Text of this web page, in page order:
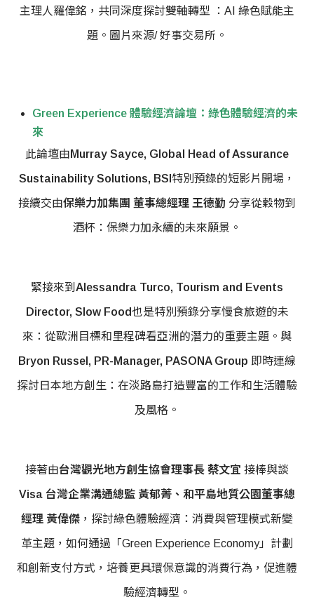
主理人羅偉銘，共同深度探討雙軸轉型 ：AI 綠色賦能主
題。圖片來源/ 好事交易所。
Green Experience 體驗經濟論壇：綠色體驗經濟的未
來
此論壇由 Murray Sayce, Global Head of Assurance
Sustainability Solutions, BSI 特別預錄的短影片開場，
接續交由保樂力加集團 董事總經理 王德勤 分享從穀物到
酒杯：保樂力加永續的未來願景。
緊接來到 Alessandra Turco, Tourism and Events
Director, Slow Food也是特別預錄分享慢食旅遊的未
來：從歐洲目標和里程碑看亞洲的潛力的重要主題。與
Bryon Russel, PR-Manager, PASONA Group 即時連線
探討日本地方創生：在淡路島打造豐富的工作和生活體驗
及風格。
接著由台灣觀光地方創生協會理事長 蔡文宜 接棒與談
Visa 台灣企業溝通總監 黃郁菁、和平島地質公園董事總
經理 黃偉傑 ，探討綠色體驗經濟：消費與管理模式新變
革主題，如何通過「Green Experience Economy」計劃
和創新支付方式，培養更具環保意識的消費行為，促進體
驗經濟轉型。